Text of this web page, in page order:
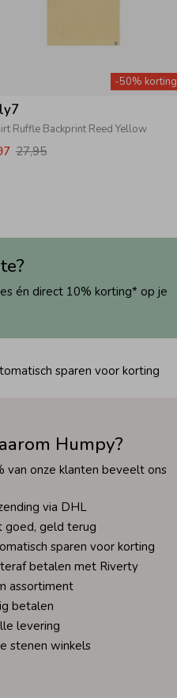
-50% korting
Ruffle Backprint Reed Yellow
27,95
én direct 10% korting* op je
sparen voor korting
Humpy?
van onze klanten beveelt ons
via DHL
goed, geld terug
sparen voor korting
betalen met Riverty
assortiment
betalen
levering
stenen winkels